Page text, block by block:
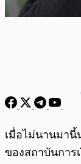
เมื่อไม่นานมานี้
ของสถาบันการ